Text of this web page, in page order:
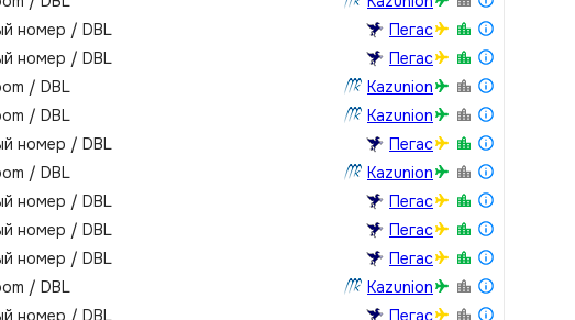
номер / DBL
Пегас
номер / DBL
Пегас
/ DBL
Kazunion
/ DBL
Kazunion
номер / DBL
Пегас
/ DBL
Kazunion
номер / DBL
Пегас
номер / DBL
Пегас
номер / DBL
Пегас
/ DBL
Kazunion
номер / DBL Пегас